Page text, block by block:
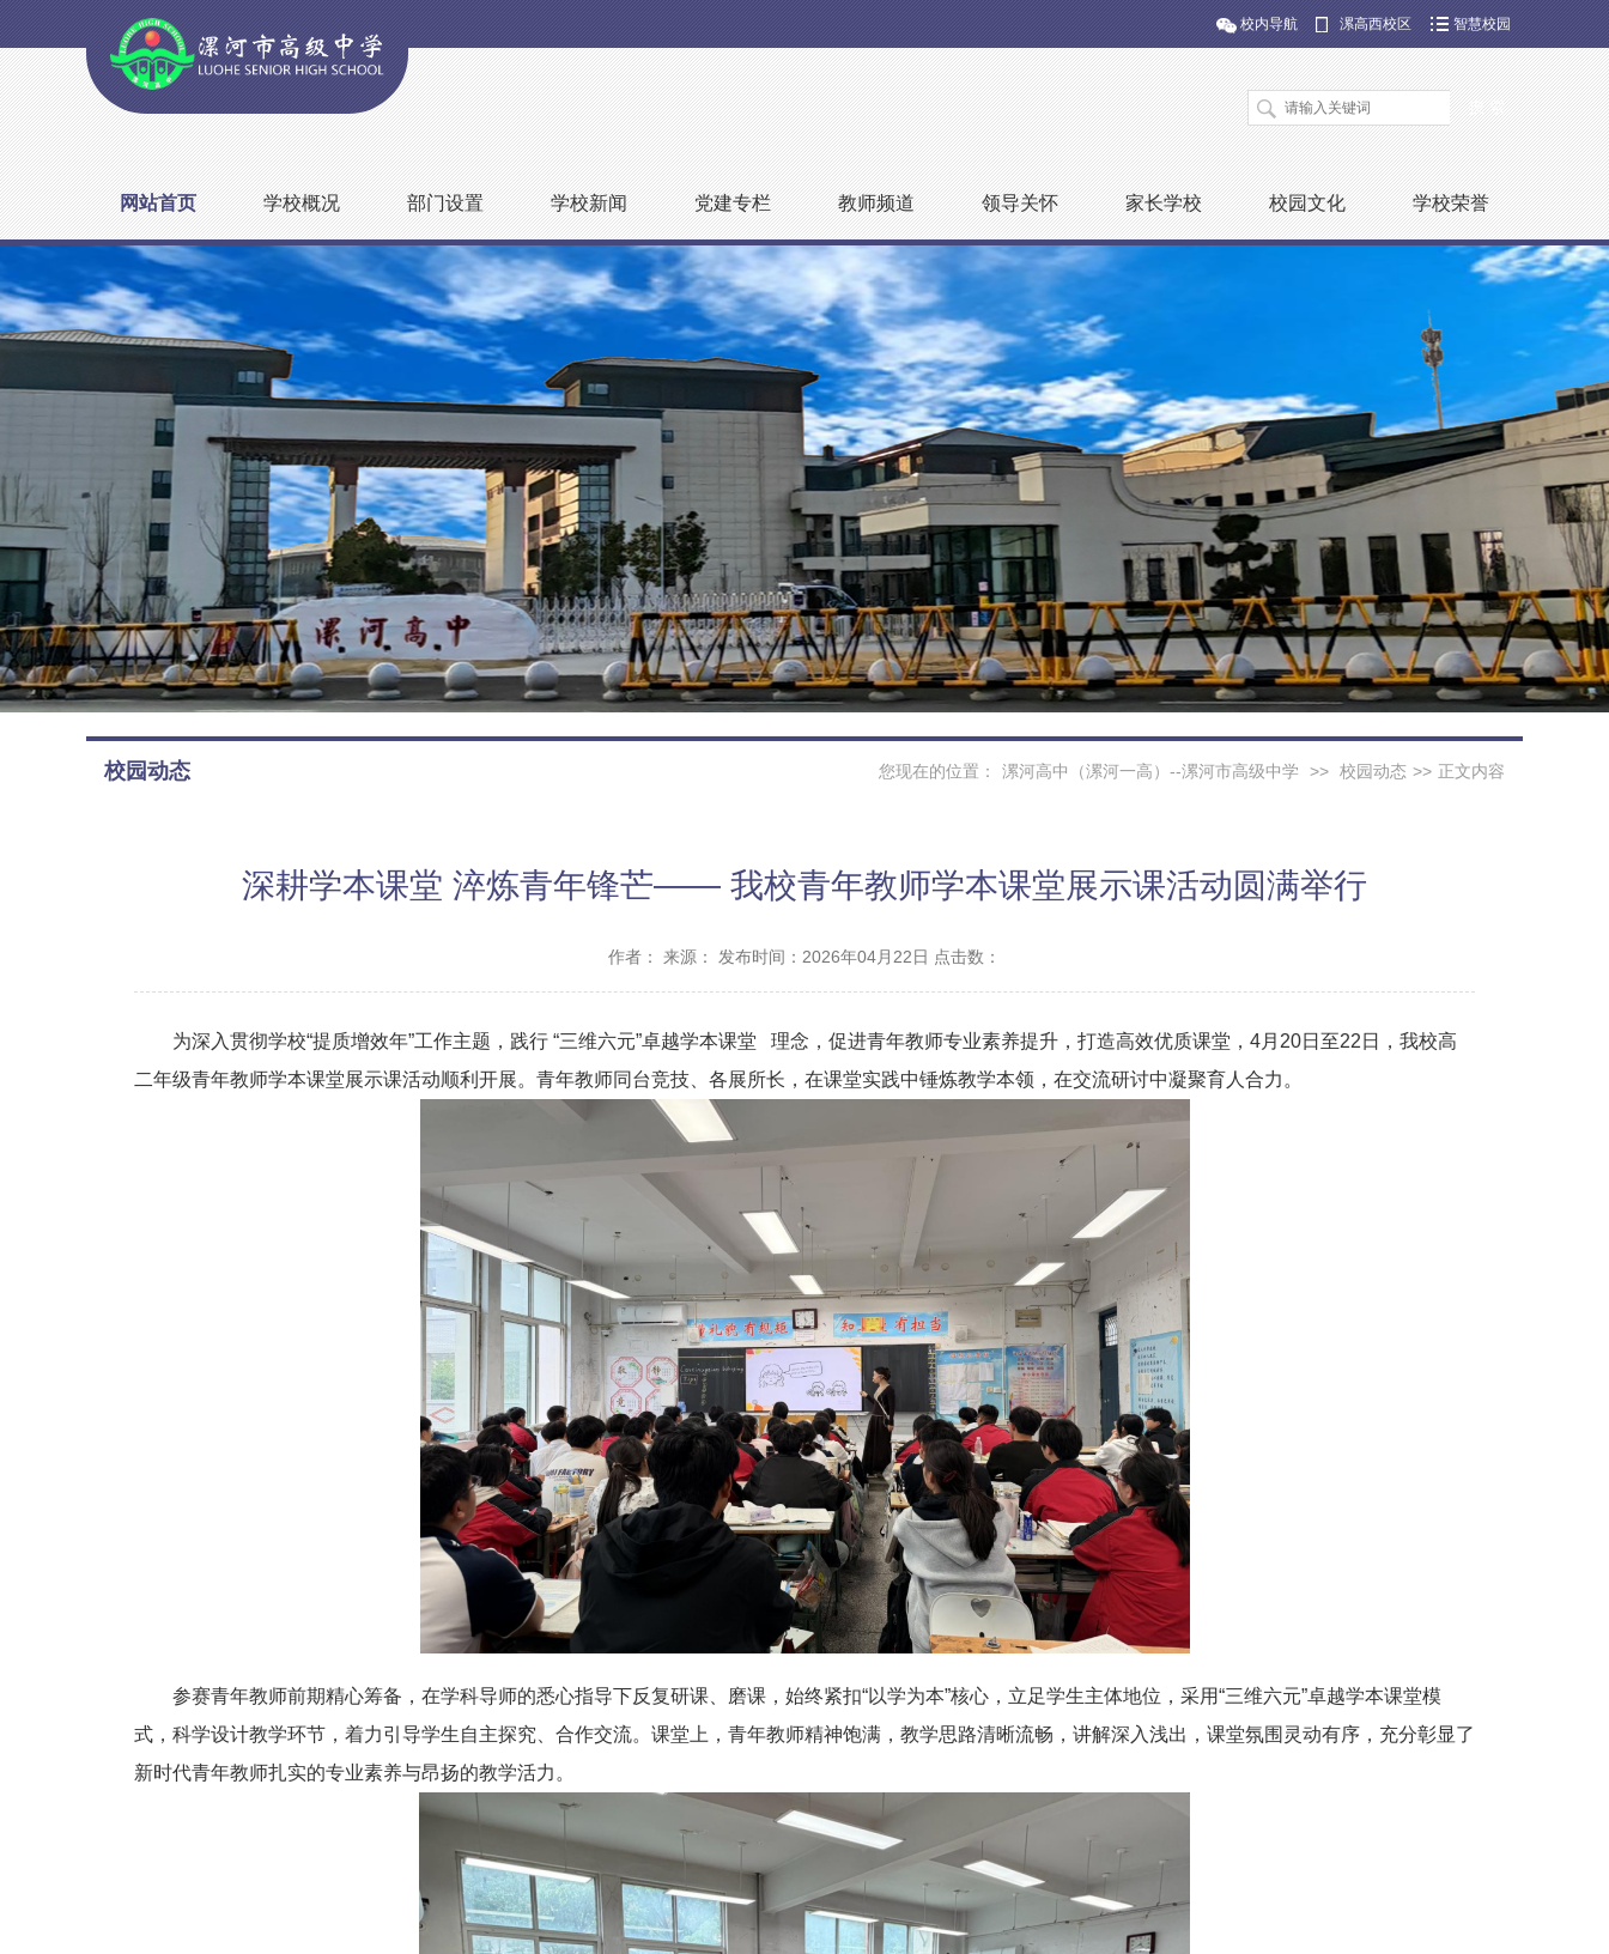
校内导航 漯高西校区 智慧校园
网站首页 学校概况 部门设置 学校新闻 党建专栏 教师频道 领导关怀 家长学校 校园文化 学校荣誉
您现在的位置： 漯河高中（漯河一高）--漯河市高级中学 >> 校园动态 >> 正文内容
校园动态
深耕学本课堂 淬炼青年锋芒—— 我校青年教师学本课堂展示课活动圆满举行
作者： 来源： 发布时间：2026年04月22日 点击数：
为深入贯彻学校“提质增效年”工作主题，践行 “三维六元”卓越学本课堂
理念，促进青年教师专业素养提升，打造高效优质课堂，4月20日至22日，我校高
二年级青年教师学本课堂展示课活动顺利开展。青年教师同台竞技、各展所长，在课堂实践中锤炼教学本领，在交流研讨中凝聚育人合力。
参赛青年教师前期精心筹备，在学科导师的悉心指导下反复研课、磨课，始终紧扣“以学为本”核心，立足学生主体地位，采用“三维六元”卓越学本课堂模
式，科学设计教学环节，着力引导学生自主探究、合作交流。课堂上，青年教师精神饱满，教学思路清晰流畅，讲解深入浅出，课堂氛围灵动有序，充分彰显了
新时代青年教师扎实的专业素养与昂扬的教学活力。